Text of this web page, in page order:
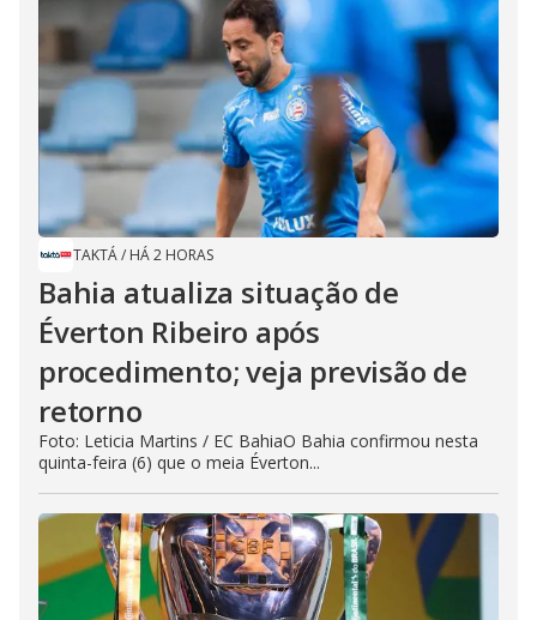
TAKTÁ/ HÁ 2 HORAS
Bahia atualiza situação de
Éverton Ribeiro após
procedimento; veja previsão de
retorno
Foto: Leticia Martins / EC BahiaO Bahia confirmou nesta
quinta-feira (6) que o meia Éverton...